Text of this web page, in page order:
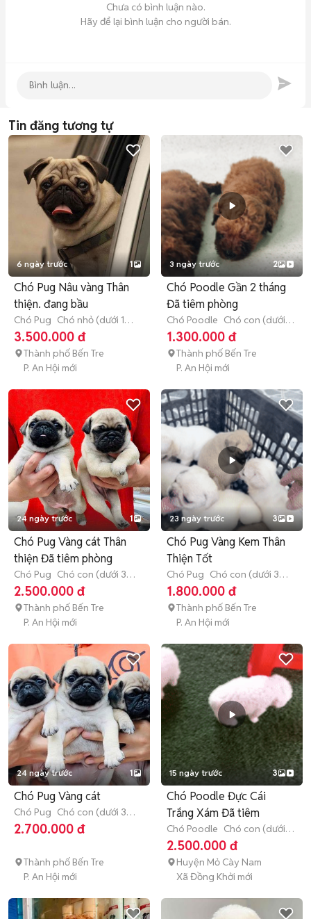
Chưa có bình luận nào.
Hãy để lại bình luận cho người bán.
Tin đăng tương tự
6 ngày trước 1
Chó Pug Nâu vàng Thân
thiện. đang bầu
Chó Pug Chó nhỏ (dưới 1
năm tuổi)
3.500.000 đ
Thành phố Bến Tre
P. An Hội mới
3 ngày trước 2
Chó Poodle Gần 2 tháng
Đã tiêm phòng
Chó Poodle Chó con (dưới 3
tháng tuổi)
1.300.000 đ
Thành phố Bến Tre
P. An Hội mới
24 ngày trước 1
Chó Pug Vàng cát Thân
thiện Đã tiêm phòng
Chó Pug Chó con (dưới 3
tháng tuổi)
2.500.000 đ
Thành phố Bến Tre
P. An Hội mới
23 ngày trước 3
Chó Pug Vàng Kem Thân
Thiện Tốt
Chó Pug Chó con (dưới 3
tháng tuổi)
1.800.000 đ
Thành phố Bến Tre
P. An Hội mới
24 ngày trước 1
Chó Pug Vàng cát
Chó Pug Chó con (dưới 3
tháng tuổi)
2.700.000 đ
Thành phố Bến Tre
P. An Hội mới
15 ngày trước 3
Chó Poodle Đực Cái
Trắng Xám Đã tiêm
Chó Poodle Chó con (dưới 3
tháng tuổi)
2.500.000 đ
Huyện Mỏ Cày Nam
Xã Đồng Khởi mới